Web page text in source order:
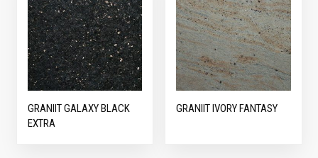
GRANIIT GALAXY BLACK
EXTRA
GRANIIT IVORY FANTASY